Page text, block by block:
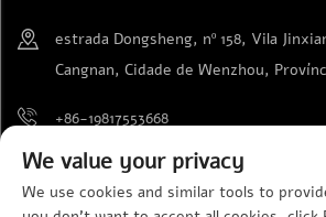
estrada Dongsheng, nº 158, Vila
Cangnan, Cidade de Wenzhou,
+86-19817553668
[email protected]
We value your privacy
We use cookies and similar tools to